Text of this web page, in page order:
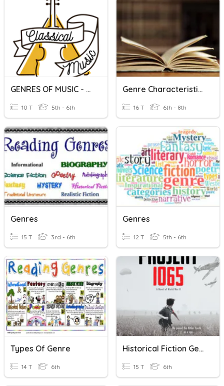
GENRES OF MUSIC - CLASSICAL GENRE
10 T 5th - 6th
Genre Characteristics
16 T 6th - 8th
Genres
15 T 3rd - 6th
Genres
12 T 5th - 6th
Types Of Genre
14 T 6th
Historical Fiction Genre
15 T 6th